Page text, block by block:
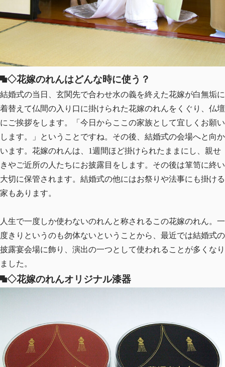
◇花嫁のれんはどんな時に使う？
結婚式の当日、玄関先で合わせ水の義を終えた花嫁が白無垢に
着替えて仏間の入り口に掛けられた花嫁のれんをくぐり、仏壇
にご挨拶をします。「今日からここの家族として宜しくお願い
します。」ということですね。その後、結婚式の会場へと向か
います。花嫁のれんは、1週間ほど掛けられたままにし、親せ
きやご近所の人たちにお披露目をします。その後は箪笥に終い
大切に保管されます。結婚式の他にはお祭りや法事にも掛ける
家もあります。
人生で一度しか使わないのれんと称されるこの花嫁のれん。一
度きりというのも勿体ないということから、最近では結婚式の
披露宴会場に飾り、演出の一つとして使われることが多くなり
ました。
◇花嫁のれんオリジナル漆器